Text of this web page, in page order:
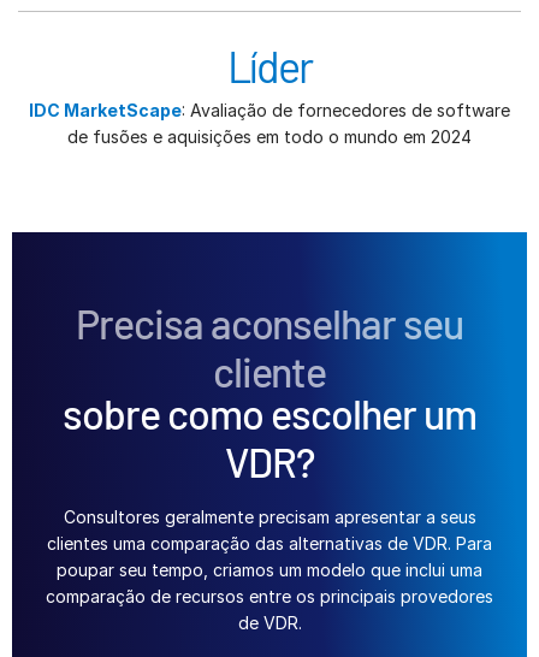
Líder
IDC MarketScape: Avaliação de fornecedores de software
de fusões e aquisições em todo o mundo em 2024
Precisa aconselhar seu
cliente
sobre como escolher um
VDR?
Consultores geralmente precisam apresentar a seus
clientes uma comparação das alternativas de VDR. Para
poupar seu tempo, criamos um modelo que inclui uma
comparação de recursos entre os principais provedores
de VDR.